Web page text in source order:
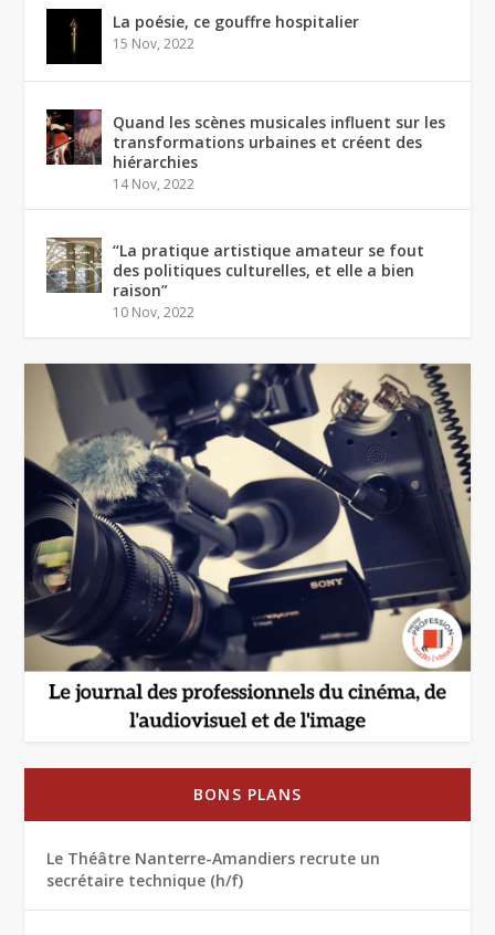
La poésie, ce gouffre hospitalier
15 Nov, 2022
Quand les scènes musicales influent sur les
transformations urbaines et créent des
hiérarchies
14 Nov, 2022
“La pratique artistique amateur se fout
des politiques culturelles, et elle a bien
raison”
10 Nov, 2022
BONS PLANS
Le Théâtre Nanterre-Amandiers recrute un
secrétaire technique (h/f)